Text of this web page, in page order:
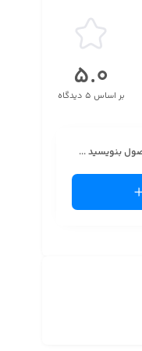
5.0
بر اساس 5 دیدگاه
بنویسید ...